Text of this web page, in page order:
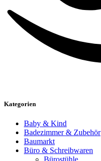
Kategorien
Baby & Kind
Badezimmer & Zubehör
Baumarkt
Büro & Schreibwaren